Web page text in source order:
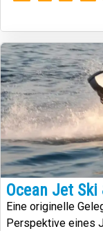
Ocean Jet
Eine originelle
Perspektive eines